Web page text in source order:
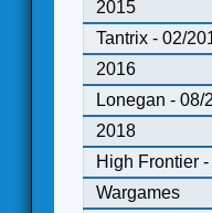
2015
Tantrix - 02/
2016
Lonegan - 08/
2018
High Frontier
Wargames